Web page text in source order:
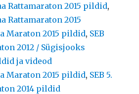
Rattamaraton 2015 pildid,
Rattamaraton 2015
Maraton 2015 pildid, SEB
2012 / Sügisjooks
ja videod
Maraton 2015 pildid, SEB 5.
2014 pildid